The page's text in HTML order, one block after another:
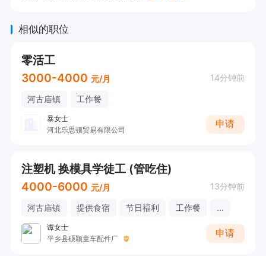
相似的职位
零活工
3000-4000 元/月 14分钟前
河古庙镇 工作餐
暴女士
河北乐思顿贸易有限公司
申请
注塑机 换模具学徒工 (管吃住)
4000-6000 元/月 13分钟前
河古庙镇 提供食宿 节日福利 工作餐 ...
谭女士
平乡县硕颖童车配件厂
申请